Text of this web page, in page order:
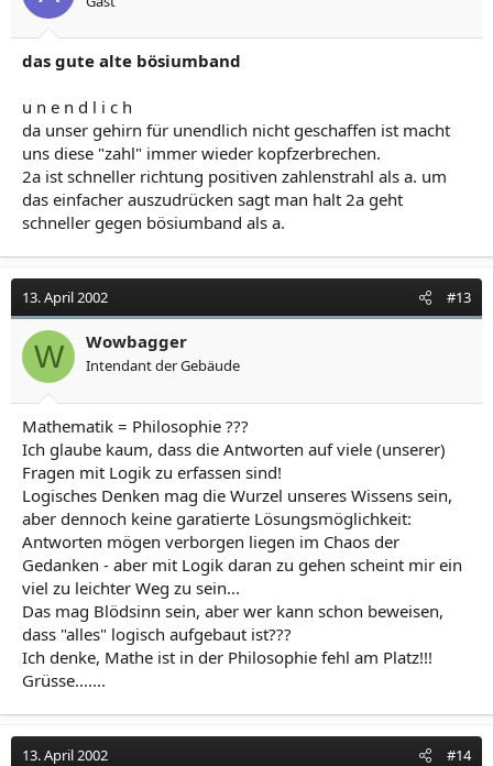
das gute alte bösiumband
u n e n d l i c h
da unser gehirn für unendlich nicht geschaffen ist macht
uns diese "zahl" immer wieder kopfzerbrechen.
2a ist schneller richtung positiven zahlenstrahl als a. um
das einfacher auszudrücken sagt man halt 2a geht
schneller gegen bösiumband als a.
13. April 2002 #13
W Wowbagger
Intendant der Gebäude
Mathematik = Philosophie ???
Ich glaube kaum, dass die Antworten auf viele (unserer)
Fragen mit Logik zu erfassen sind!
Logisches Denken mag die Wurzel unseres Wissens sein,
aber dennoch keine garatierte Lösungsmöglichkeit:
Antworten mögen verborgen liegen im Chaos der
Gedanken - aber mit Logik daran zu gehen scheint mir ein
viel zu leichter Weg zu sein...
Das mag Blödsinn sein, aber wer kann schon beweisen,
dass "alles" logisch aufgebaut ist???
Ich denke, Mathe ist in der Philosophie fehl am Platz!!!
Grüsse.......
13. April 2002 #14